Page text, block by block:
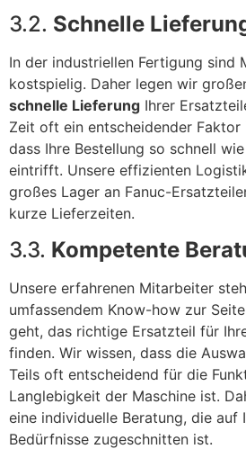
3.2. Schnelle
In der industriellen Fertigung sind
kostspielig. Daher legen wir
schnelle Lieferung Ihrer
Zeit oft ein entscheidender Faktor
dass Ihre Bestellung so schnell
eintrifft. Unsere effizienten
großes Lager an Fanuc-
kurze Lieferzeiten.
3.3. Kompetente
Unsere erfahrenen Mitarbeiter
umfassendem Know-how zur
geht, das richtige Ersatzteil für
finden. Wir wissen, dass die
Teils oft entscheidend für die
Langlebigkeit der Maschine ist.
eine individuelle Beratung, die auf
Bedürfnisse zugeschnitten ist.